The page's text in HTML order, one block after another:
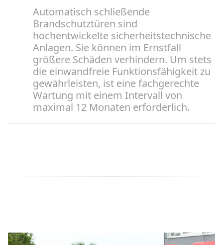
Automatisch schließende
Brandschutztüren sind
hochentwickelte sicherheitstechnische
Anlagen. Sie können im Ernstfall
größere Schäden verhindern. Um stets
die einwandfreie Funktionsfähigkeit zu
gewährleisten, ist eine fachgerechte
Wartung mit einem Intervall von
maximal 12 Monaten erforderlich.